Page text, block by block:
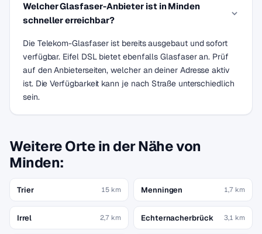
Welcher Glasfaser-Anbieter ist in Minden
schneller erreichbar?
Die Telekom-Glasfaser ist bereits ausgebaut und sofort
verfügbar. Eifel DSL bietet ebenfalls Glasfaser an. Prüf
auf den Anbieterseiten, welcher an deiner Adresse aktiv
ist. Die Verfügbarkeit kann je nach Straße unterschiedlich
sein.
Weitere Orte in der Nähe von
Minden:
Trier 15 km Menningen 1,7 km
Irrel 2,7 km Echternacherbrück 3,1 km